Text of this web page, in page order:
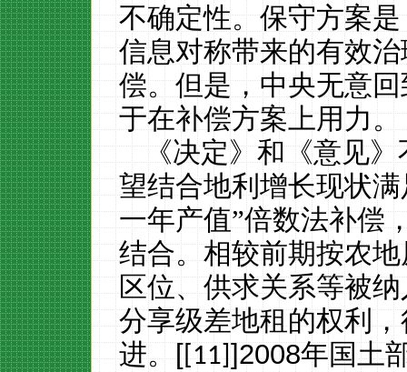
不确定性。保守方案
信息对称带来的有效
偿。但是，中央无意
于在补偿方案上用力。
《决定》和《意见
望结合地利增长现状
一年产值”倍数法补偿
结合。相较前期按农
区位、供求关系等被
分享级差地租的权利
进。[[11]]2008年国土